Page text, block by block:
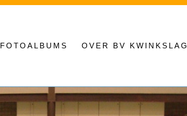
FOTOALBUMS OVER BV KWINKSLAG